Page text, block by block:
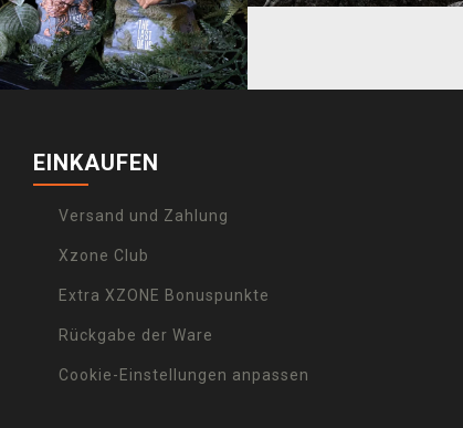
EINKAUFEN
Versand und Zahlung
Xzone Club
Extra XZONE Bonuspunkte
Rückgabe der Ware
Cookie-Einstellungen anpassen